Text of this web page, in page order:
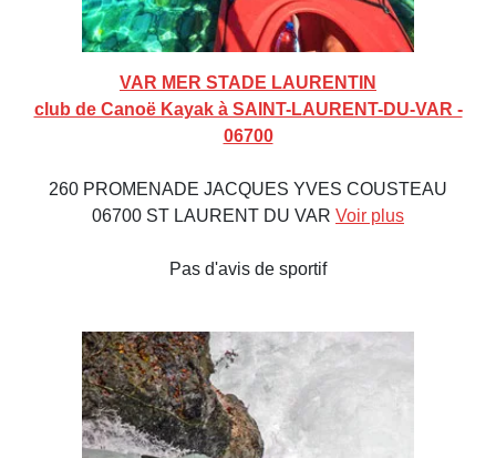
VAR MER STADE LAURENTIN
club de Canoë Kayak à SAINT-LAURENT-DU-VAR -
06700
260 PROMENADE JACQUES YVES COUSTEAU
06700 ST LAURENT DU VAR Voir plus
Pas d'avis de sportif